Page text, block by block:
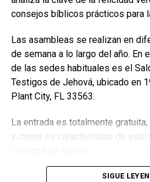
desplomó este jueves estaba
región de la comunidad de
periférica región de Rio das
dos edificios construidos de
muertos en abril de 2019.
Tres hombres que habían sido
responsables de la tragedia
la jueza Simone de Faria Ferraz,
había pasado demasiado tiempo
consejos bíblicos prácticos para
Las asambleas se realizan en
de semana a lo largo del año. En
de las sedes habituales es el
Testigos de Jehová, ubicado en
Plant City, FL 33563.
La entrada es totalmente
y, como es característico de
SIGUE